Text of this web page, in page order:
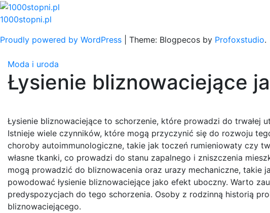
Skip
to
1000stopni.pl
Proudly powered by WordPress
Theme: Blogpecos by Profoxstudio.
Moda i uroda
Łysienie bliznowaciejące
Łysienie bliznowaciejące to schorzenie, które prowadzi do trwałej
Istnieje wiele czynników, które mogą przyczynić się do rozwoju
choroby autoimmunologiczne, takie jak toczeń rumieniowaty czy
własne tkanki, co prowadzi do stanu zapalnego i zniszczenia
mogą prowadzić do bliznowacenia oraz urazy mechaniczne, takie
powodować łysienie bliznowaciejące jako efekt uboczny. Warto
predyspozycjach do tego schorzenia. Osoby z rodzinną historią
bliznowaciejącego.